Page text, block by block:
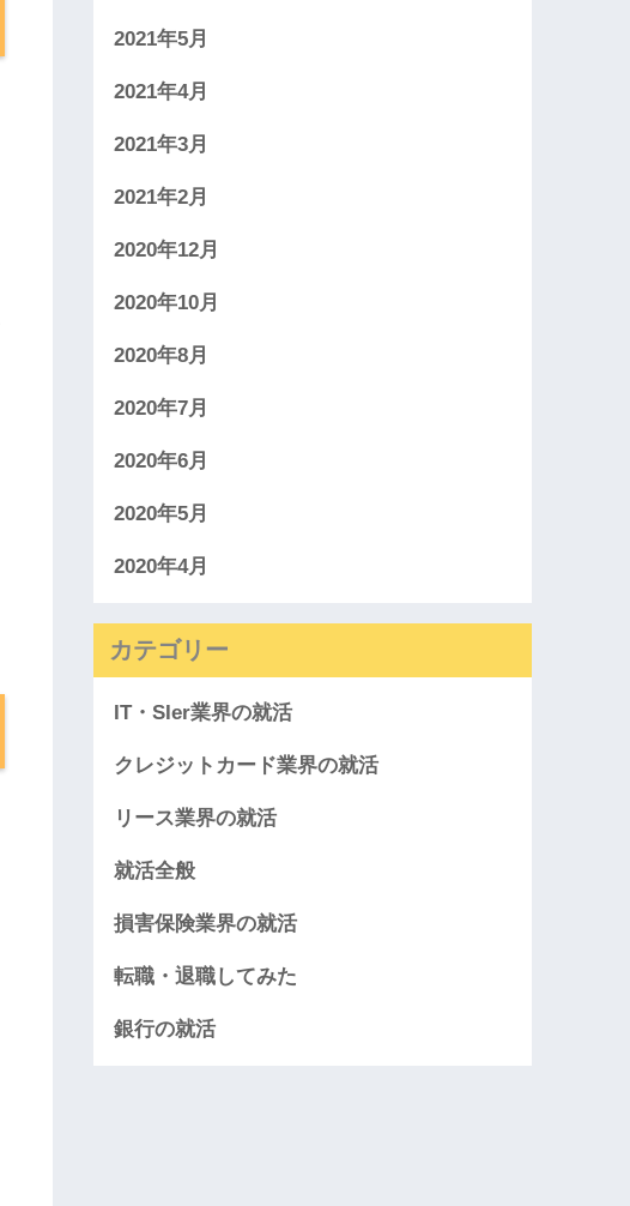
2021年5月
2021年4月
2021年3月
2021年2月
2020年12月
2020年10月
2020年8月
2020年7月
2020年6月
2020年5月
2020年4月
カテゴリー
IT・SIer業界の就活
クレジットカード業界の就活
リース業界の就活
就活全般
損害保険業界の就活
転職・退職してみた
銀行の就活